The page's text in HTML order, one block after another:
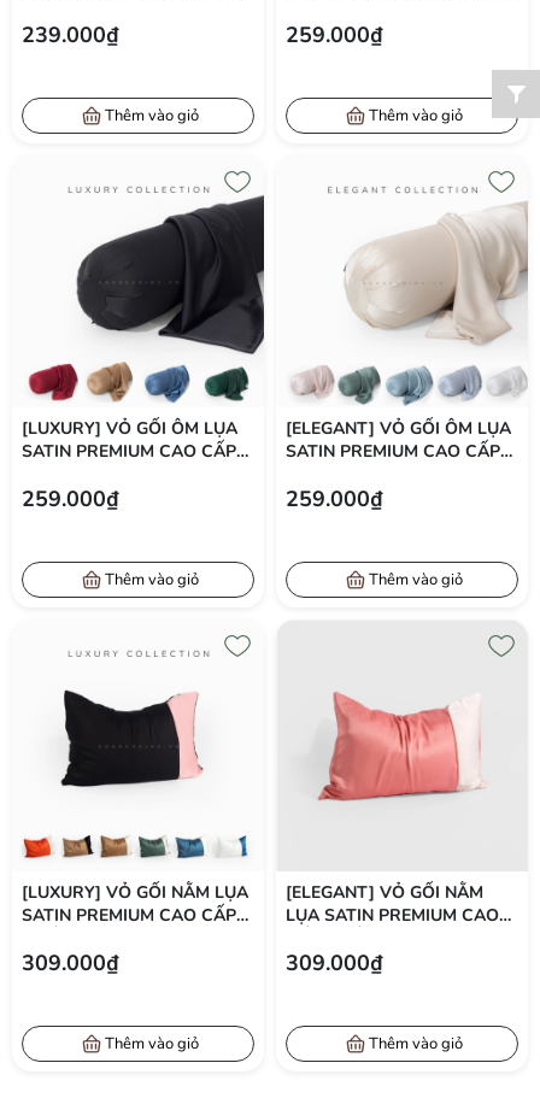
LỊCH 50X70 CM
239.000₫
Thêm vào giỏ
37X105 CM
259.000₫
Thêm vào giỏ
[LUXURY] VỎ GỐI ÔM LỤA
SATIN PREMIUM CAO CẤP
37X105 CM
259.000₫
Thêm vào giỏ
[ELEGANT] VỎ GỐI ÔM LỤA
SATIN PREMIUM CAO CẤP
37X105 CM
259.000₫
Thêm vào giỏ
[LUXURY] VỎ GỐI NẰM LỤA
SATIN PREMIUM CAO CẤP
CÁCH SANG TRỌNG 50X70
309.000₫
Thêm vào giỏ
[ELEGANT] VỎ GỐI NẰM
LỤA SATIN PREMIUM CAO
PHONG CÁCH THANH LỊCH
309.000₫
Thêm vào giỏ